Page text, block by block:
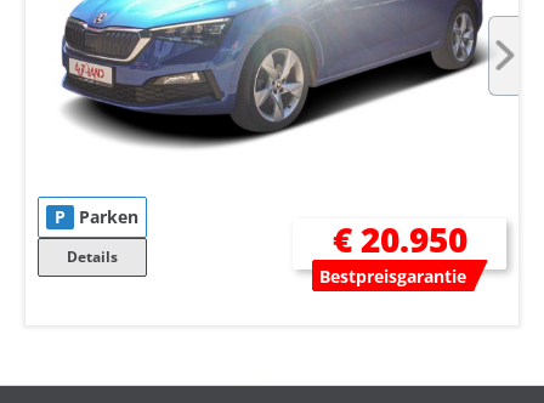
P Parken
Details € 20.950
Bestpreisgarantie